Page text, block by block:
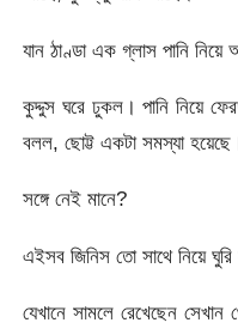
যান ঠাণ্ডা এক গ্লাস পানি
কুদ্দুস ঘরে ঢুকল। পানি নিয়ে
বলল, ছোট্ট একটা সমস্যা
সঙ্গে নেই মানে?
এইসব জিনিস তো সাথে নিয়ে
যেখানে সামলে রেখেছেন